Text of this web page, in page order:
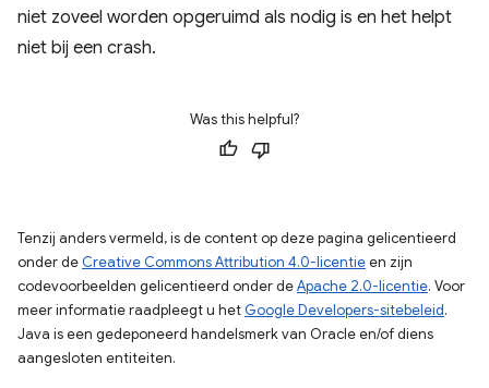
niet zoveel worden opgeruimd als nodig is en het helpt
niet bij een crash.
Was this helpful?
Tenzij anders vermeld, is de content op deze pagina gelicentieerd
onder de Creative Commons Attribution 4.0-licentieen zijn
codevoorbeelden gelicentieerd onder deApache 2.0-licentie. Voor
meer informatie raadpleegt u het Google Developers-sitebeleid.
Java is een gedeponeerd handelsmerk van Oracle en/of diens
aangesloten entiteiten.